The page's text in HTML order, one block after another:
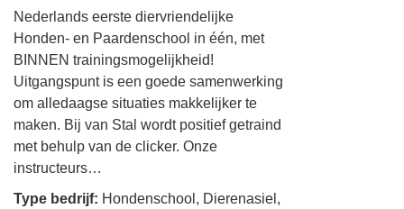
Nederlands eerste diervriendelijke
Honden- en Paardenschool in één, met
BINNEN trainingsmogelijkheid!
Uitgangspunt is een goede samenwerking
om alledaagse situaties makkelijker te
maken. Bij van Stal wordt positief getraind
met behulp van de clicker. Onze
instructeurs…
Type bedrijf: Hondenschool, Dierenasiel,